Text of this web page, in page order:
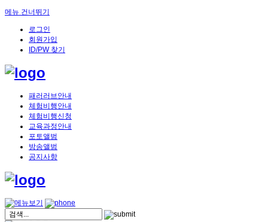
메뉴 건너뛰기
로그인
회원가입
ID/PW 찾기
패러러브안내
체험비행안내
체험비행신청
교육과정안내
포토앨범
방송앨범
공지사항